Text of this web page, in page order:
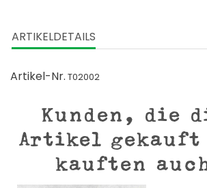
ARTIKELDETAILS
Artikel-Nr. T02002
Kunden, die
Artikel gekauft
kauften